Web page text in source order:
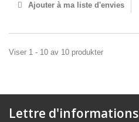
Ajouter à ma liste d'envies
Viser 1 - 10 av 10 produkter
Lettre d'informations